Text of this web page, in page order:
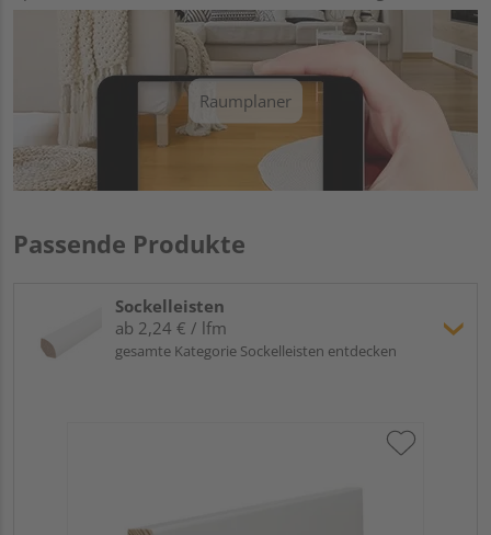
Raumplaner
Passende Produkte
Sockelleisten
ab 2,24 € / lfm
gesamte Kategorie Sockelleisten entdecken